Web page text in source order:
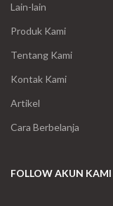
Lain-lain
Produk Kami
Tentang Kami
Kontak Kami
Artikel
Cara Berbelanja
FOLLOW AKUN KAMI